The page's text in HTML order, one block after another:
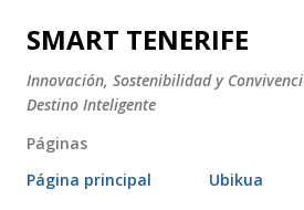
Ir al contenido
SMART TENERIFE
Innovación, Sostenibilidad y
Destino Inteligente
Páginas
Página principal
Ubikua